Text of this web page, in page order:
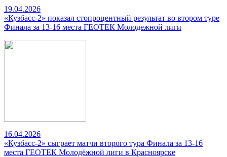
19.04.2026
«Кузбасс-2» показал стопроцентный результат во втором туре
Финала за 13-16 места ГЕОТЕК Молодежной лиги
16.04.2026
«Кузбасс-2» сыграет матчи второго тура Финала за 13-16
места ГЕОТЕК Молодёжной лиги в Красноярске